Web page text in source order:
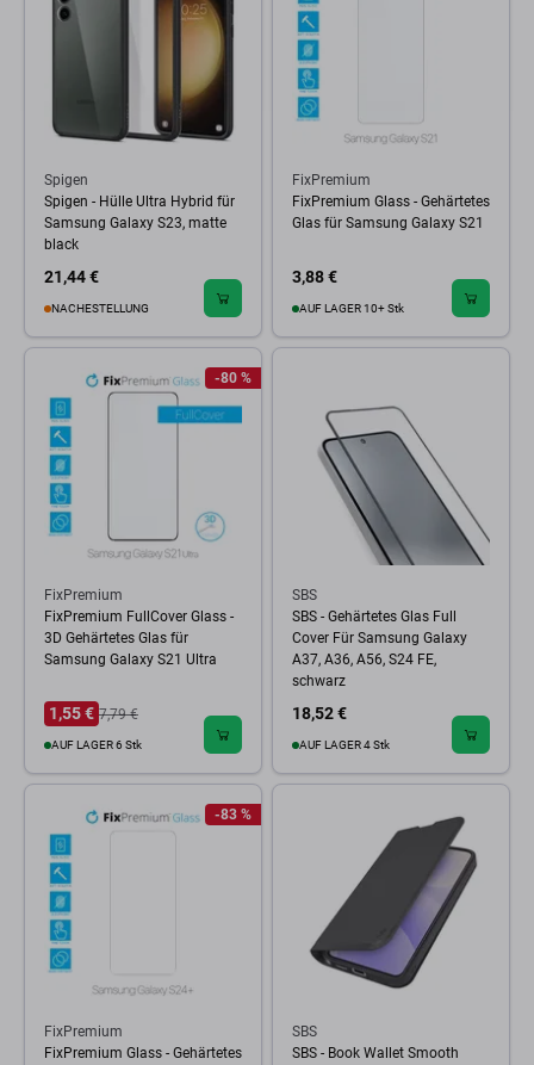
Spigen
Spigen - Hülle Ultra Hybrid für
Samsung Galaxy S23, matte
black
21,44 €
NACHESTELLUNG
FixPremium
FixPremium Glass - Gehärtetes
Glas für Samsung Galaxy S21
3,88 €
AUF LAGER 10+ Stk
-80 %
FixPremium
FixPremium FullCover Glass -
3D Gehärtetes Glas für
Samsung Galaxy S21 Ultra
1,55 € 7,79 €
AUF LAGER 6 Stk
SBS
SBS - Gehärtetes Glas Full
Cover Für Samsung Galaxy
A37, A36, A56, S24 FE,
schwarz
18,52 €
AUF LAGER 4 Stk
-83 %
FixPremium
FixPremium Glass - Gehärtetes
SBS
SBS - Book Wallet Smooth